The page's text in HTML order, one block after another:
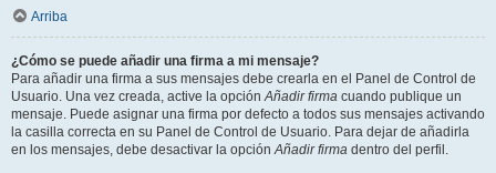
Arriba
¿Cómo se puede añadir una firma a mi mensaje?
Para añadir una firma a sus mensajes debe crearla en el Panel de Control de
Usuario. Una vez creada, active la opciónAñadir firma cuando publique un
mensaje. Puede asignar una firma por defecto a todos sus mensajes activando
la casilla correcta en su Panel de Control de Usuario. Para dejar de añadirla
en los mensajes, debe desactivar la opciónAñadir firma dentro del perfil.